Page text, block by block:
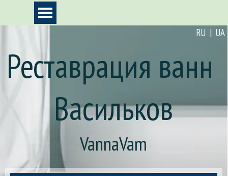
Перейти к контентуПропустить меню
RU | UA
Реставрация ванн
Васильков
VannaVam